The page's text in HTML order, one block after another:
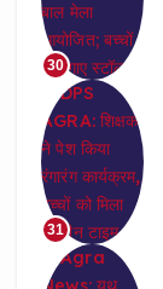
30
31